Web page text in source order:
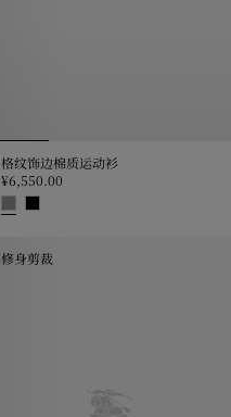
格纹饰边棉质运动衫
¥6,550.00
修身剪裁